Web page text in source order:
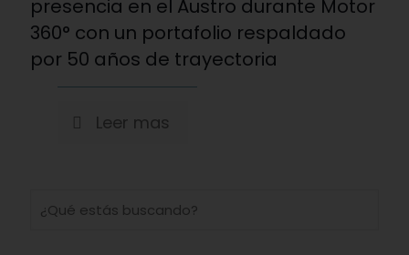
presencia en el Austro durante Motor
360° con un portafolio respaldado
por 50 años de trayectoria
Leer mas